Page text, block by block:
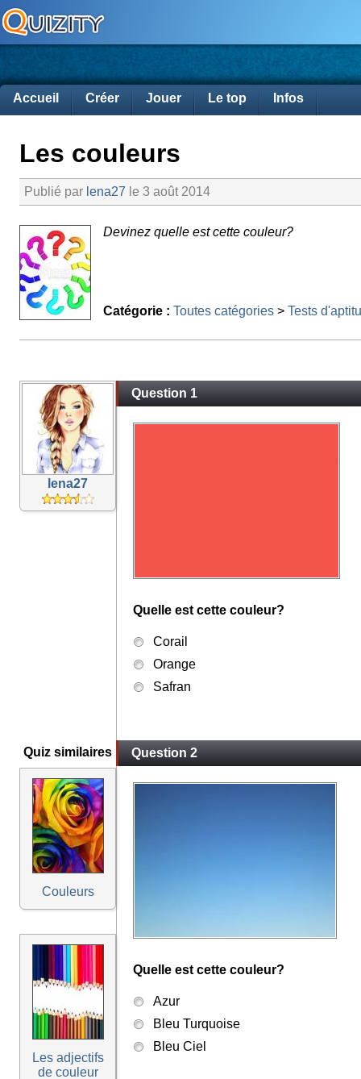
Accueil Créer Jouer Le top Infos
Les couleurs
Publié par lena27 le 3 août 2014
Devinez quelle est cette couleur?
Catégorie : Toutes catégories > Tests
lena27
Quiz similaires
Couleurs
Les adjectifs
de couleur
Question 1
Quelle est cette couleur?
Corail
Orange
Safran
Question 2
Quelle est cette couleur?
Azur
Bleu Turquoise
Bleu Ciel